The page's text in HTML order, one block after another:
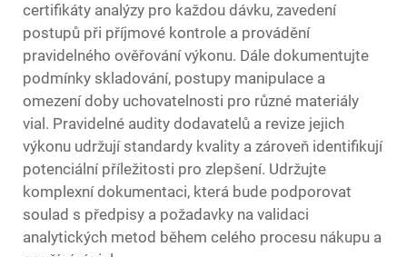
certifikáty analýzy pro každou dávku, zavedení
postupů při příjmové kontrole a provádění
pravidelného ověřování výkonu. Dále dokumentujte
podmínky skladování, postupy manipulace a
omezení doby uchovatelnosti pro různé materiály
vial. Pravidelné audity dodavatelů a revize jejich
výkonu udržují standardy kvality a zároveň identifikují
potenciální příležitosti pro zlepšení. Udržujte
komplexní dokumentaci, která bude podporovat
soulad s předpisy a požadavky na validaci
analytických metod během celého procesu nákupu a